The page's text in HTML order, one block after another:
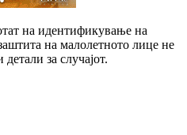
на идентификување на
на малолетното лице не
за случајот.